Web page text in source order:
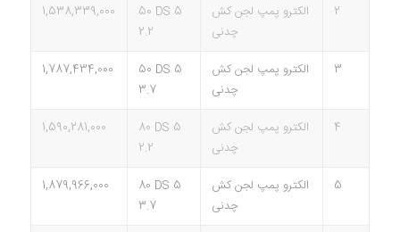
1,538,339,000
50 DS 5
2.2
الکترو پمپ لجن کش
چدنی
2
1,787,434,000
50 DS 5
3.7
الکترو پمپ لجن کش
چدنی
3
1,590,281,000
80 DS 5
2.2
الکترو پمپ لجن کش
چدنی
4
1,879,966,000
80 DS 5
3.7
الکترو پمپ لجن کش
چدنی
5